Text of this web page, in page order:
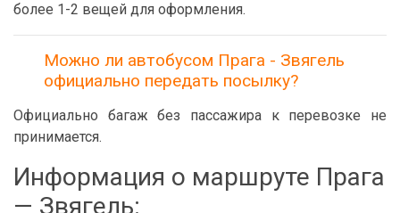
более 1-2 вещей для оформления.
Можно ли автобусом Прага - Звягель
официально передать посылку?
Официально багаж без пассажира к перевозке не
принимается.
Информация о маршруте Прага
— Звягель: